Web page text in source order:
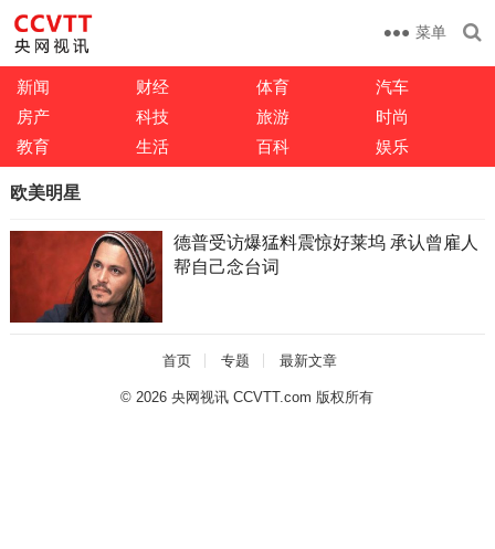
菜单
新闻 财经 体育
汽车
房产
科技 旅游
时尚
教育
生活 百科 娱乐
欧美明星
德普受访爆猛料震惊好莱坞 承认曾雇人
帮自己念台词
首页 专题 最新文章
© 2026央网视讯 CCVTT.com 版权所有